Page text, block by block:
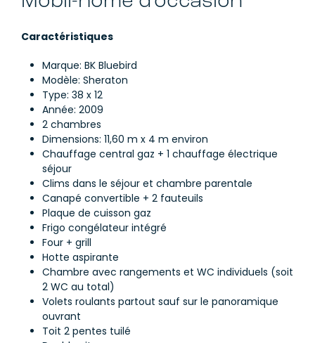
Caractéristiques
Marque: BK Bluebird
Modèle: Sheraton
Type: 38 x 12
Année: 2009
2 chambres
Dimensions: 11,60 m x 4 m environ
Chauffage central gaz + 1 chauffage électrique
séjour
Clims dans le séjour et chambre parentale
Canapé convertible + 2 fauteuils
Plaque de cuisson gaz
Frigo congélateur intégré
Four + grill
Hotte aspirante
Chambre avec rangements et WC individuels (soit
2 WC au total)
Volets roulants partout sauf sur le panoramique
ouvrant
Toit 2 pentes tuilé